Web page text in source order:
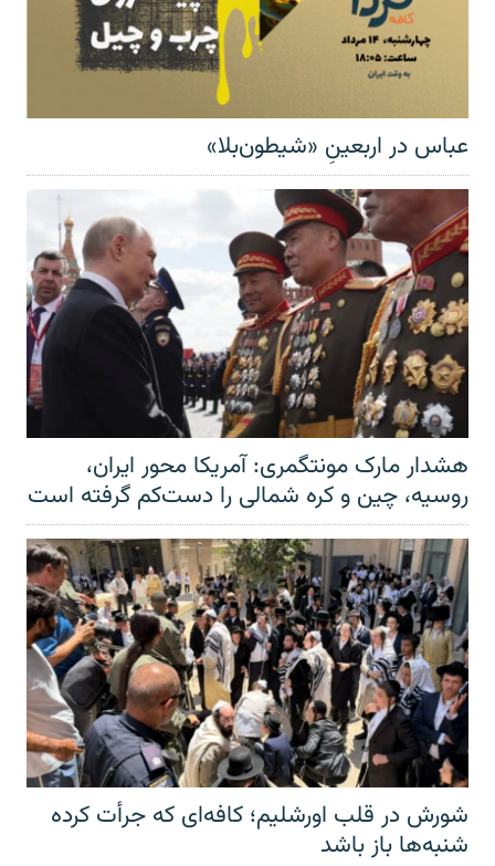
عباس در اربعینِ «شیطون‌بلا»
هشدار مارک مونتگمری: آمریکا محور ایران،
روسیه، چین و کره شمالی را دست‌کم گرفته است
شورش در قلب اورشلیم؛ کافه‌ای که جرأت کرده
شنبه‌ها باز باشد